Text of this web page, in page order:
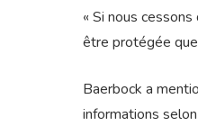
« Si nous
être protégée
Baerbock a
informations